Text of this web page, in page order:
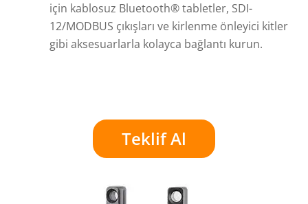
için kablosuz Bluetooth® tabletler, SDI-
12/MODBUS çıkışları ve kirlenme önleyici kitler
gibi aksesuarlarla kolayca bağlantı kurun.
Teklif Al